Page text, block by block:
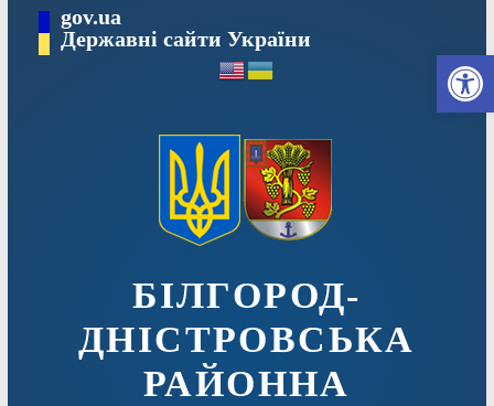
вмісту
gov.ua
Державні сайти України
БІЛГОРОД-
ДНІСТРОВСЬКА
РАЙОННА